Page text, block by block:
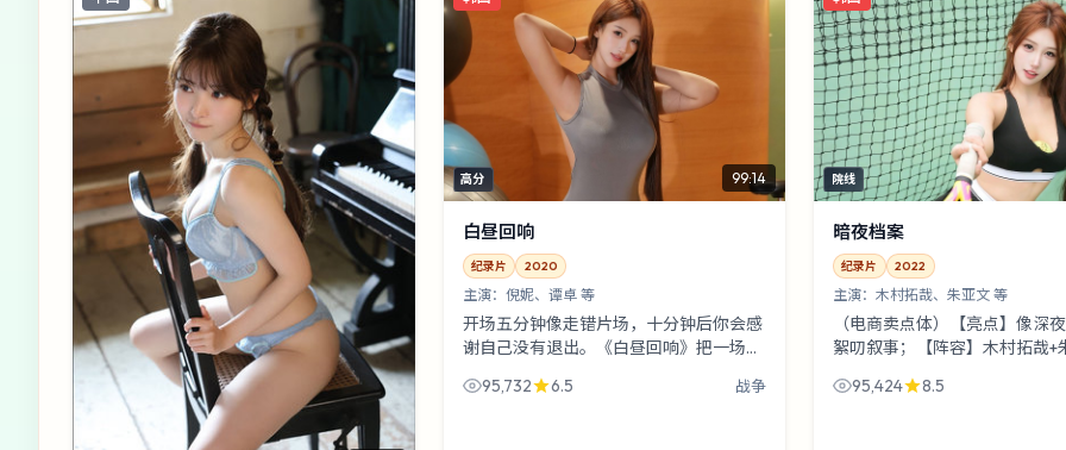
高分 99:14
白昼回响
纪录片 2020
主演： 倪妮、谭卓 等
开场五分钟像走错片场，十分钟后你会感
谢自己没有退出。《白昼回响》把一场提
很深；朱亚文那场戏建议反复拉片。
95,732 6.5 战争
院线
暗夜档案
纪录片 2022
主演： 木村拓哉、朱亚文 等
（电商卖点体）【亮点】像深
絮叨叙事；【阵容】木村拓哉+
前到来的暴风雪。温馨提示：
95,424 8.5